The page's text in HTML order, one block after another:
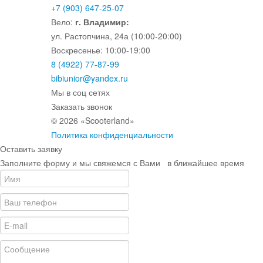
+7 (903) 647-25-07
Вело: г. Владимир:
ул. Растопчина, 24а (10:00-20:00)
Воскресенье: 10:00-19:00
8 (4922) 77-87-99
bibiunior@yandex.ru
Мы в соц сетях
Заказать звонок
© 2026 «Scooterland»
Политика конфиденциальности
Оставить заявку
Заполните форму и мы свяжемся с Вами в ближайшее время